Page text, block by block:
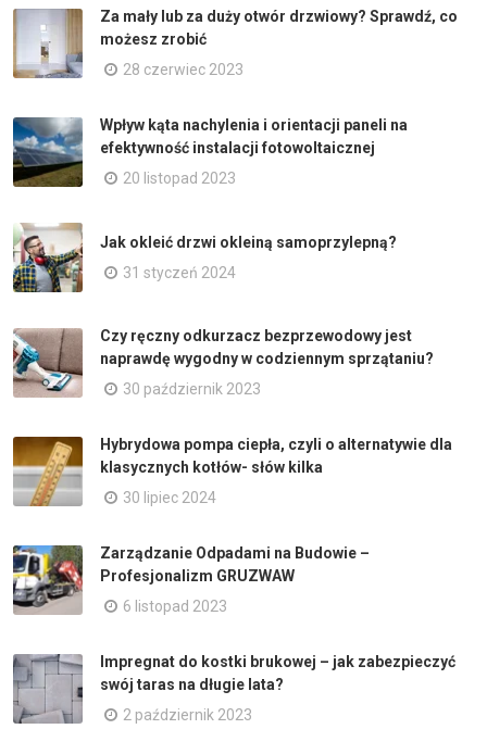
Za mały lub za duży otwór drzwiowy? Sprawdź, co
możesz zrobić
28 czerwiec 2023
Wpływ kąta nachylenia i orientacji paneli na
efektywność instalacji fotowoltaicznej
20 listopad 2023
Jak okleić drzwi okleiną samoprzylepną?
31 styczeń 2024
Czy ręczny odkurzacz bezprzewodowy jest
naprawdę wygodny w codziennym sprzątaniu?
30 październik 2023
Hybrydowa pompa ciepła, czyli o alternatywie dla
klasycznych kotłów- słów kilka
30 lipiec 2024
Zarządzanie Odpadami na Budowie –
Profesjonalizm GRUZWAW
6 listopad 2023
Impregnat do kostki brukowej – jak zabezpieczyć
swój taras na długie lata?
2 październik 2023